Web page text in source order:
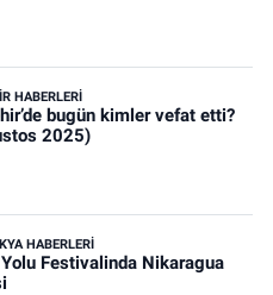
HABERLERI
bugün kimler vefat etti?
2025)
HABERLERI
Festivalinda Nikaragua